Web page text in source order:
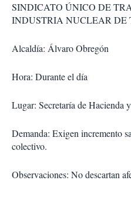
SINDICATO ÚNICO DE
INDUSTRIA NUCLEAR DE
Alcaldía: Álvaro Obregón
Hora: Durante el día
Lugar: Secretaría de Hacienda
Demanda: Exigen incremento
colectivo.
Observaciones: No descartan